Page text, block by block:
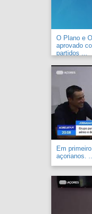
O Plano e
aprovado
partidos ...
Em
açorianos. ...